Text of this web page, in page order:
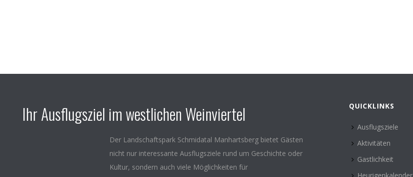
Ihr Ausflugsziel im westlichen Weinviertel
Der Landschaftspark Schmidatal Manhartsberg bietet Gästen
nicht nur interessante Ausflugsziele rund um Geschichte oder
Kultur, sondern auch viele Möglichkeiten für
QUICKLINKS
Ausflugsziele
Aktivitäten
Gastlichkeit